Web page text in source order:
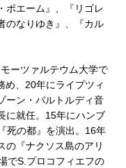
ボエーム』、『リゴレ
のなりゆき』、『カル
ーツァルテウム大学で
め、20年にライプツィ
ーン・バルトルディ音
に就任。15年にハンブ
死の都』を演出。16年
の『ナクソス島のアリ
でS.プロコフィエフの